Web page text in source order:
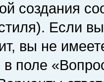
создания
Если
вы не
в поле